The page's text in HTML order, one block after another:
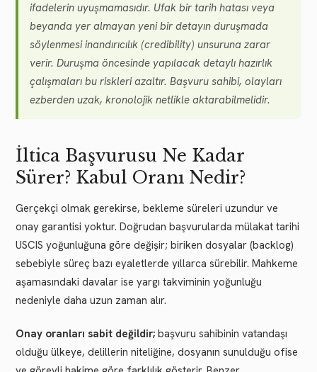
ifadelerin uyuşmamasıdır. Ufak bir tarih hatası veya
beyanda yer almayan yeni bir detayın duruşmada
söylenmesi inandırıcılık (credibility) unsuruna zarar
verir. Duruşma öncesinde yapılacak detaylı hazırlık
çalışmaları bu riskleri azaltır. Başvuru sahibi, olayları
ezberden uzak, kronolojik netlikle aktarabilmelidir.
İltica Başvurusu Ne Kadar
Sürer? Kabul Oranı Nedir?
Gerçekçi olmak gerekirse, bekleme süreleri uzundur ve
onay garantisi yoktur. Doğrudan başvurularda mülakat tarihi
USCIS yoğunluğuna göre değişir; biriken dosyalar (backlog)
sebebiyle süreç bazı eyaletlerde yıllarca sürebilir. Mahkeme
aşamasındaki davalar ise yargı takviminin yoğunluğu
nedeniyle daha uzun zaman alır.
Onay oranları sabit değildir; başvuru sahibinin vatandaşı
olduğu ülkeye, delillerin niteliğine, dosyanın sunulduğu ofise